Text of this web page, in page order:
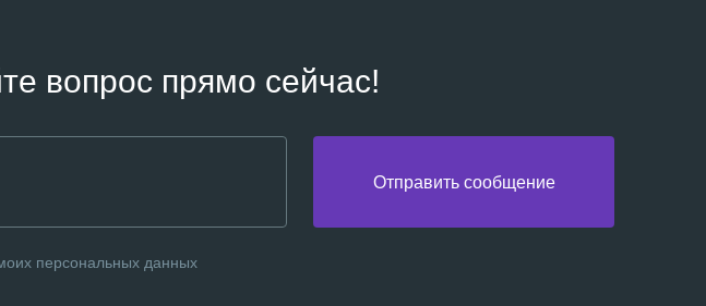
вопрос прямо сейчас!
Отправить сообщение
персональных данных